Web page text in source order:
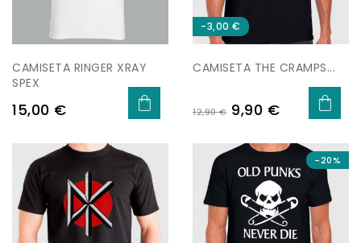
CAMISETA RINGER XRAY
SPEX
Preu
15,00 €
-3,00 €
CAMISETA THE CRAMPS...
Preu
12,90 € Preu
9,90 €
-20%